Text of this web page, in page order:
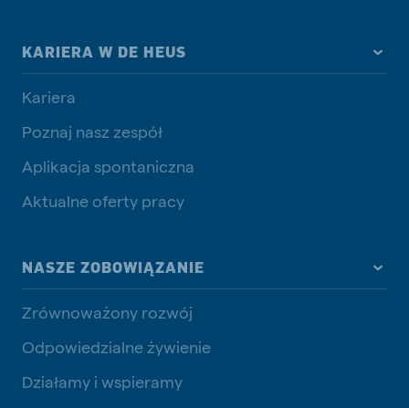
KARIERA W DE HEUS
Kariera
Poznaj nasz zespół
Aplikacja spontaniczna
Aktualne oferty pracy
NASZE ZOBOWIĄZANIE
Zrównoważony rozwój
Odpowiedzialne żywienie
Działamy i wspieramy